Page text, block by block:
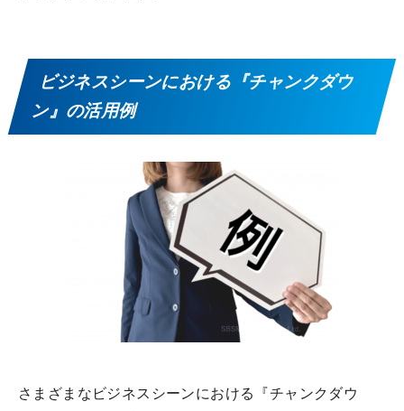
ビジネスシーンにおける『チャンクダウ
ン』の活用例
さまざまなビジネスシーンにおける『チャンクダウ